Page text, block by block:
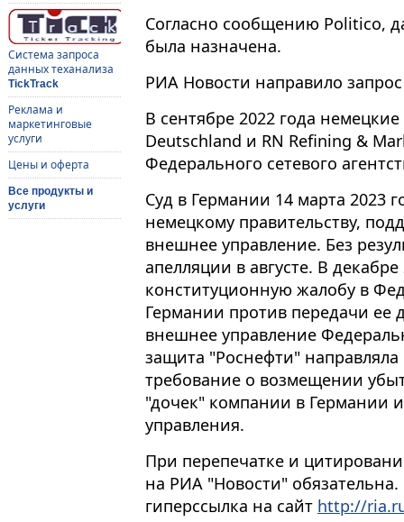
Система запроса
данных теханализа
TickTrack
Реклама и
маркетинговые
услуги
Цены и оферта
Все продукты и
услуги
Согласно сообщению Politico,
была назначена.
РИА Новости направило
В сентябре 2022 года
Deutschland и RN Refining &
Федерального сетевого
Суд в Германии 14 марта 2023
немецкому правительству,
внешнее управление. Без
апелляции в августе. В
конституционную жалобу в
Германии против передачи ее
внешнее управление
защита "Роснефти"
требование о возмещении
"дочек" компании в Германии
управления.
При перепечатке и
на РИА "Новости"
гиперссылка на сайт http://